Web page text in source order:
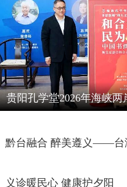
贵阳孔学堂2026年海峡
黔台融合 醉美遵义——台
义诊暖民心 健康护夕阳